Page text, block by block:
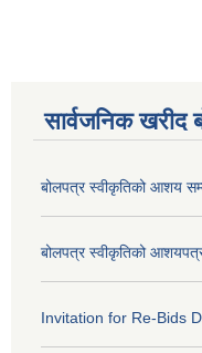
सार्वजनिक खरीद
बोलपत्र स्वीकृतिको आशय
बोलपत्र स्वीकृतिको
Invitation for Re-Bids